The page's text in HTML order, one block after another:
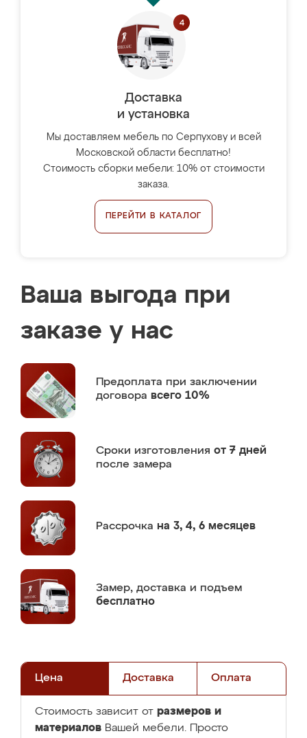
Доставка
и установка
Мы доставляем мебель по Серпухову и всей
Московской области бесплатно!
Стоимость сборки мебели: 10% от стоимости
заказа.
ПЕРЕЙТИ В КАТАЛОГ
Ваша выгода при
заказе у нас
Предоплата при заключении
договора всего 10%
Сроки изготовления от 7 дней
после замера
Рассрочка на 3, 4, 6 месяцев
Замер, доставка и подъем
бесплатно
Цена Доставка Оплата
Стоимость зависит от размеров и
материалов Вашей мебели. Просто